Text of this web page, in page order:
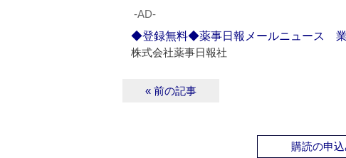
‐AD‐
◆登録無料◆薬事日報メールニュース 業
株式会社薬事日報社
« 前の記事
購読の申込